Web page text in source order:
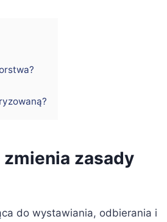
zmienia zasady
do wystawiania, odbierania i